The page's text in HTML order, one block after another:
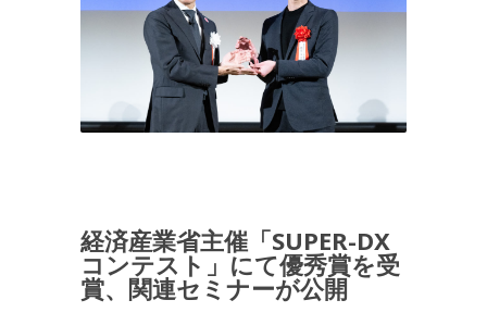
経済産業省主催「SUPER-DX
コンテスト」にて優秀賞を受
賞、関連セミナーが公開